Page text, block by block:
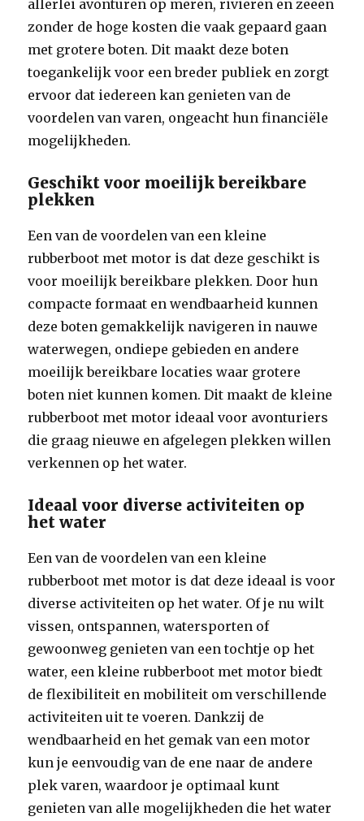
allerlei avonturen op meren, rivieren en zeeën
zonder de hoge kosten die vaak gepaard gaan
met grotere boten. Dit maakt deze boten
toegankelijk voor een breder publiek en zorgt
ervoor dat iedereen kan genieten van de
voordelen van varen, ongeacht hun financiële
mogelijkheden.
Geschikt voor moeilijk bereikbare
plekken
Een van de voordelen van een kleine
rubberboot met motor is dat deze geschikt is
voor moeilijk bereikbare plekken. Door hun
compacte formaat en wendbaarheid kunnen
deze boten gemakkelijk navigeren in nauwe
waterwegen, ondiepe gebieden en andere
moeilijk bereikbare locaties waar grotere
boten niet kunnen komen. Dit maakt de kleine
rubberboot met motor ideaal voor avonturiers
die graag nieuwe en afgelegen plekken willen
verkennen op het water.
Ideaal voor diverse activiteiten op
het water
Een van de voordelen van een kleine
rubberboot met motor is dat deze ideaal is voor
diverse activiteiten op het water. Of je nu wilt
vissen, ontspannen, watersporten of
gewoonweg genieten van een tochtje op het
water, een kleine rubberboot met motor biedt
de flexibiliteit en mobiliteit om verschillende
activiteiten uit te voeren. Dankzij de
wendbaarheid en het gemak van een motor
kun je eenvoudig van de ene naar de andere
plek varen, waardoor je optimaal kunt
genieten van alle mogelijkheden die het water